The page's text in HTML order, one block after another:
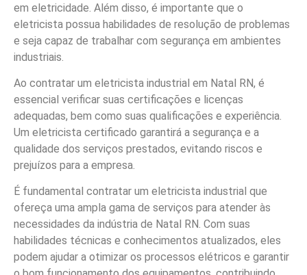
em eletricidade. Além disso, é importante que o
eletricista possua habilidades de resolução de problemas
e seja capaz de trabalhar com segurança em ambientes
industriais.
Ao contratar um eletricista industrial em Natal RN, é
essencial verificar suas certificações e licenças
adequadas, bem como suas qualificações e experiência.
Um eletricista certificado garantirá a segurança e a
qualidade dos serviços prestados, evitando riscos e
prejuízos para a empresa.
É fundamental contratar um eletricista industrial que
ofereça uma ampla gama de serviços para atender às
necessidades da indústria de Natal RN. Com suas
habilidades técnicas e conhecimentos atualizados, eles
podem ajudar a otimizar os processos elétricos e garantir